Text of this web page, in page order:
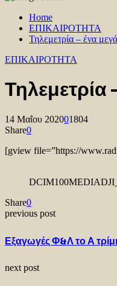
Home
ΕΠΙΚΑΙΡΟΤΗΤΑ
Τηλεμετρία – ένα
ΕΠΙΚΑΙΡΟΤΗΤΑ
Τηλεμετρία
14 Μαΐου 202001804
Share0
[gview file=”https://
Share0
previous post
Εξαγωγές Φ&Λ το Α
next post